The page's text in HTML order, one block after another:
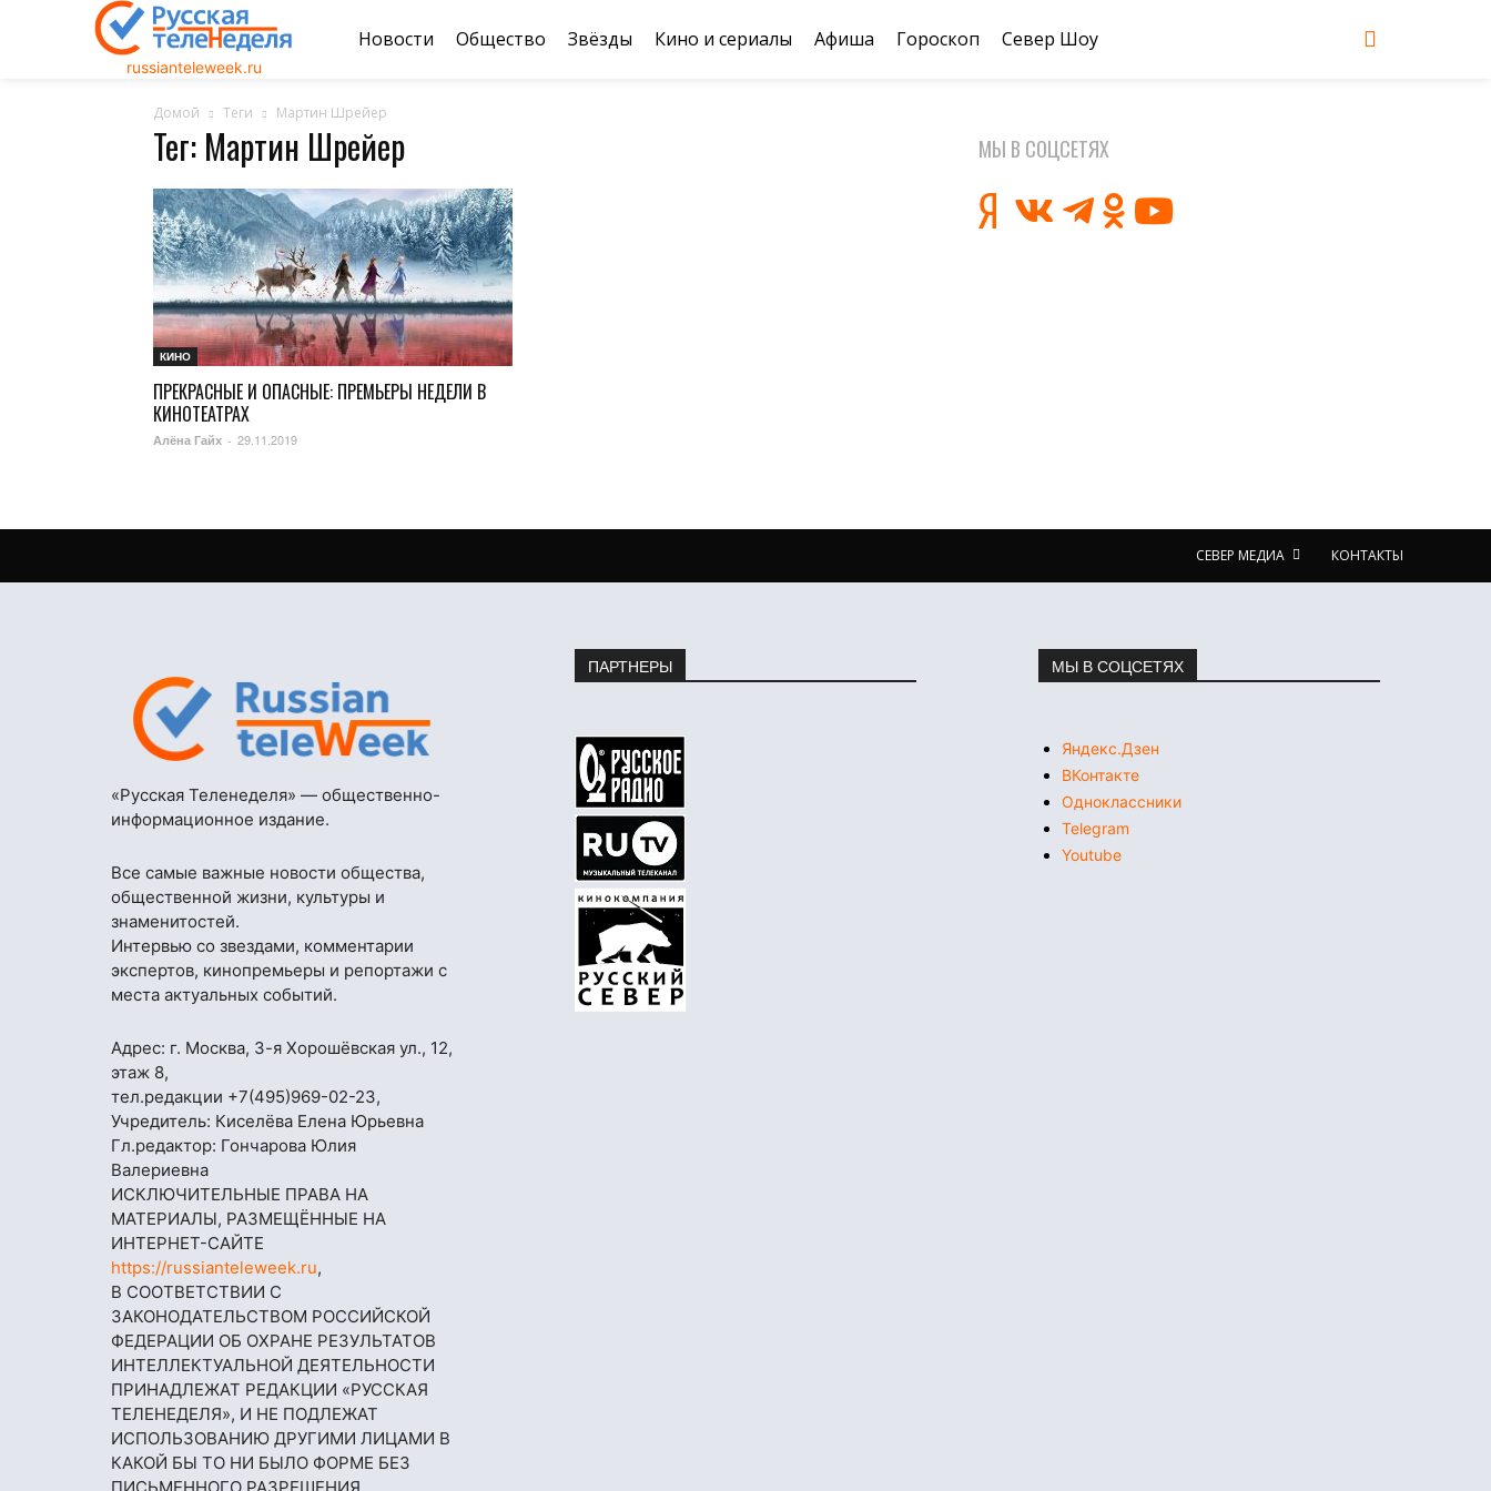
russianteleweek.ru
Новости Общество Звёзды Кино и сериалы Афиша Гороскоп Север Шоу
Домой Теги Мартин Шрейер
Тег: Мартин Шрейер
КИНО
ПРЕКРАСНЫЕ И ОПАСНЫЕ: ПРЕМЬЕРЫ НЕДЕЛИ В
КИНОТЕАТРАХ
Алёна Гайх - 29.11.2019
МЫ В СОЦСЕТЯХ
СЕВЕР МЕДИА КОНТАКТЫ
«Русская Теленеделя» — общественно-
информационное издание.
Все самые важные новости общества,
общественной жизни, культуры и
знаменитостей.
Интервью со звездами, комментарии
экспертов, кинопремьеры и репортажи с
места актуальных событий.
Адрес: г. Москва, 3-я Хорошёвская ул., 12,
этаж 8,
тел.редакции +7(495)969-02-23,
Учредитель: Киселёва Елена Юрьевна
Гл.редактор: Гончарова Юлия
Валериевна
ИСКЛЮЧИТЕЛЬНЫЕ ПРАВА НА
МАТЕРИАЛЫ, РАЗМЕЩЁННЫЕ НА
ИНТЕРНЕТ-САЙТЕ
https://russianteleweek.ru,
В СООТВЕТСТВИИ С
ЗАКОНОДАТЕЛЬСТВОМ РОССИЙСКОЙ
ФЕДЕРАЦИИ ОБ ОХРАНЕ РЕЗУЛЬТАТОВ
ИНТЕЛЛЕКТУАЛЬНОЙ ДЕЯТЕЛЬНОСТИ
ПРИНАДЛЕЖАТ РЕДАКЦИИ «РУССКАЯ
ТЕЛЕНЕДЕЛЯ», И НЕ ПОДЛЕЖАТ
ИСПОЛЬЗОВАНИЮ ДРУГИМИ ЛИЦАМИ В
КАКОЙ БЫ ТО НИ БЫЛО ФОРМЕ БЕЗ
ПАРТНЕРЫ МЫ В СОЦСЕТЯХ
Яндекс.Дзен
ВКонтакте
Одноклассники
Telegram
Youtube